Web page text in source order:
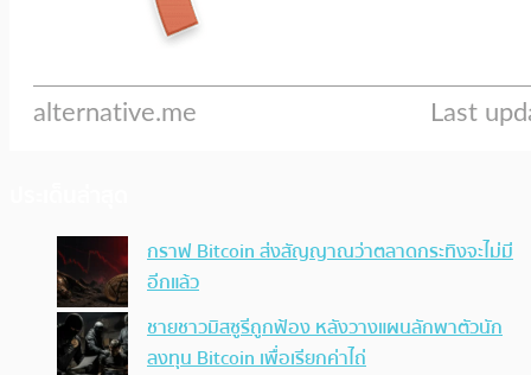
กราฟ Bitcoin ส่งสัญญาณว่าตลาดกระทิงจะไม่มี
อีกแล้ว
ชายชาวมิสซูรีถูกฟ้อง หลังวางแผนลักพาตัวนัก
ลงทุน Bitcoin เพื่อเรียกค่าไถ่